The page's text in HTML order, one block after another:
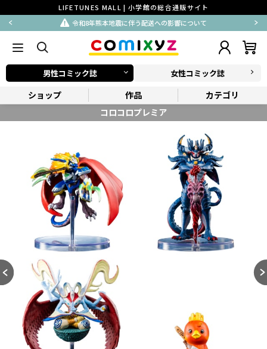
LIFETUNES MALL | 小学館の総合通販サイト
令和8年熊本地震に伴う配送への影響について
男性コミック誌 女性コミック誌
ショップ 作品
カテゴリ
コロコロプレミア